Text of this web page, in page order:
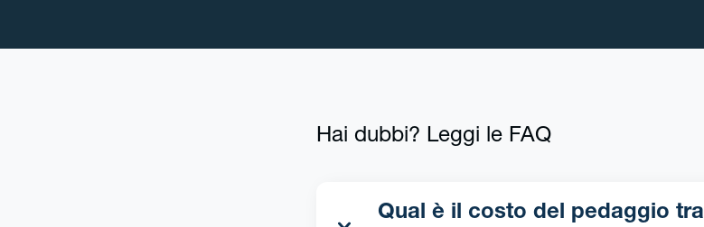
Hai dubbi? Leggi le FAQ
Qual è il costo del pedaggio tra Parma -